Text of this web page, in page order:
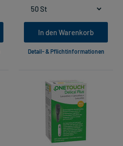
In den Warenkorb
Detail- & Pflichtinformationen